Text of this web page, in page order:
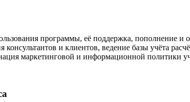
программы, её поддержка, пополнение и
и клиентов, ведение базы учёта
маркетинговой и информационной политики